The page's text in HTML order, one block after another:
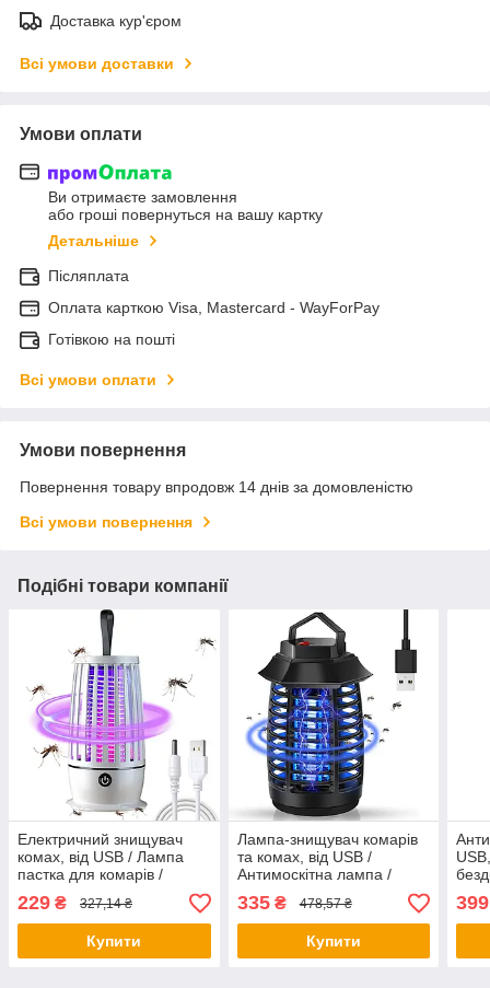
Доставка кур'єром
Всі умови доставки
Умови оплати
Ви отримаєте замовлення
або гроші повернуться на вашу картку
Детальніше
Післяплата
Оплата карткою Visa, Mastercard - WayForPay
Готівкою на пошті
Всі умови оплати
Умови повернення
Повернення товару впродовж 14 днів за домовленістю
Всі умови повернення
Подібні товари компанії
Електричний знищувач
комах, від USB / Лампа
пастка для комарів /
229 ₴ 327,14 ₴
Купити
Лампа-знищувач комарів
та комах, від USB /
Антимоскітна лампа /
комарів
335₴ 478,57 ₴
Купити
399